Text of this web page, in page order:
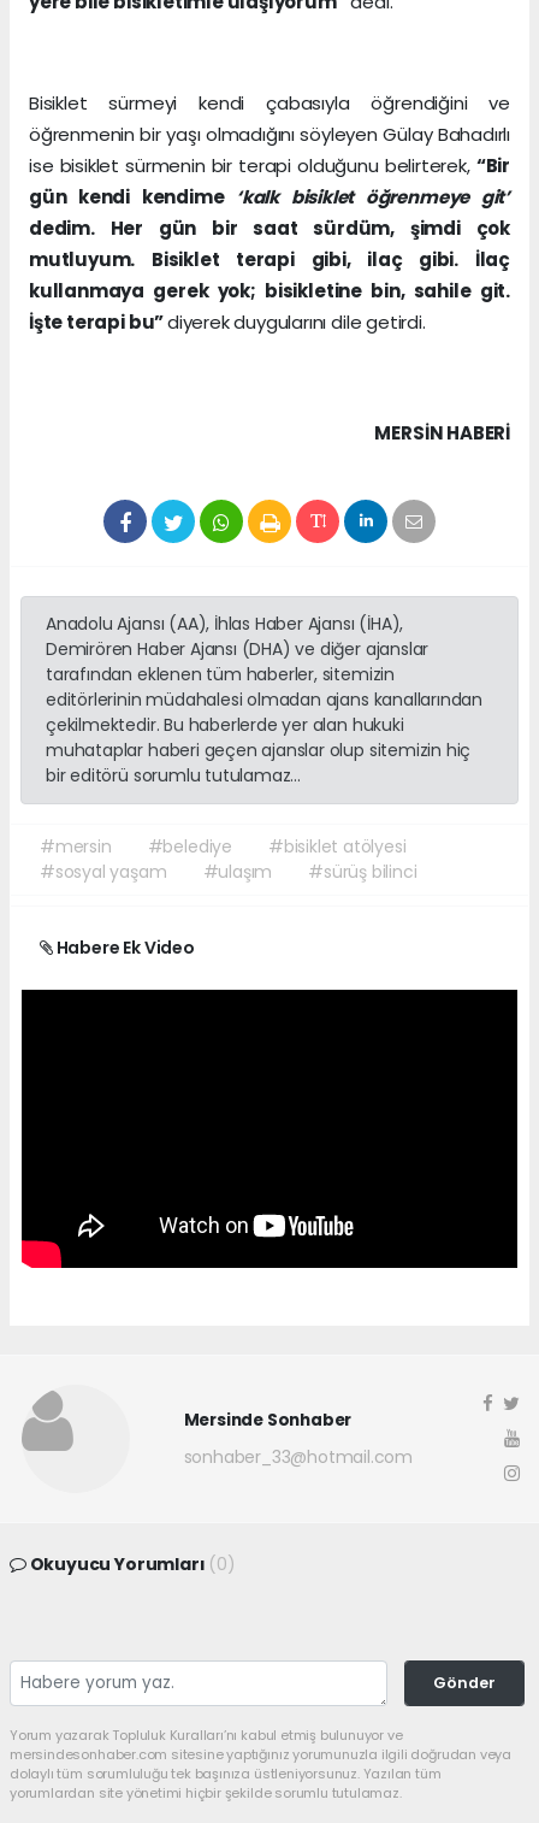
Bisiklet sürmeyi kendi çabasıyla öğrendiğini ve
öğrenmenin bir yaşı olmadığını söyleyen Gülay Bahadırlı
ise bisiklet sürmenin bir terapi olduğunu belirterek, “Bir
gün kendi kendime ‘kalk bisiklet öğrenmeye git’
dedim. Her gün bir saat sürdüm, şimdi çok
mutluyum. Bisiklet terapi gibi, ilaç gibi. İlaç
kullanmaya gerek yok; bisikletine bin, sahile git.
İşte terapi bu”diyerek duygularını dile getirdi.
MERSIN HABERİ
Anadolu Ajansı (AA), İhlas Haber Ajansı (İHA),
Demirören Haber Ajansı (DHA) ve diğer ajanslar
tarafından eklenen tüm haberler, sitemizin
editörlerinin müdahalesi olmadan ajans kanallarından
çekilmektedir. Bu haberlerde yer alan hukuki
muhataplar haberi geçen ajanslar olup sitemizin hiç
bir editörü sorumlu tutulamaz...
#mersin #belediye
#bisiklet atölyesi
#sosyal yaşam
#ulaşım #sürüş bilinci
Habere Ek Video
Mersinde Sonhaber
sonhaber_33@hotmail.com
Okuyucu Yorumları (0)
Gönder
Yorum yazarak Topluluk Kuralları’nı kabul etmiş bulunuyor ve
mersindesonhaber.com sitesine yaptığınız yorumunuzla ilgili doğrudan veya
dolaylı tüm sorumluluğu tek başınıza üstleniyorsunuz. Yazılan tüm
yorumlardan site yönetimi hiçbir şekilde sorumlu tutulamaz.